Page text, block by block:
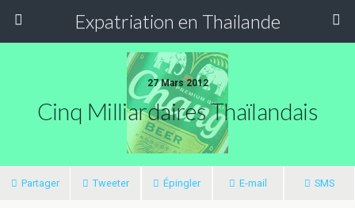
Expatriation en Thailande
27 Mars 2012
Cinq Milliardaires Thaïlandais
Partager Tweeter Épingler E-mail SMS